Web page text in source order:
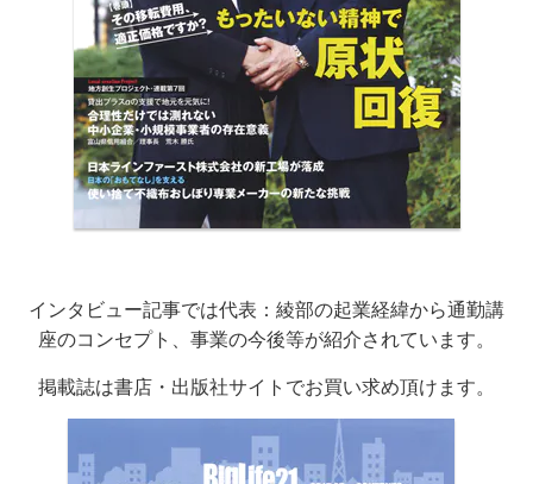
インタビュー記事では代表：綾部の起業経緯から通勤講
座のコンセプト、事業の今後等が紹介されています。
掲載誌は書店・出版社サイトでお買い求め頂けます。